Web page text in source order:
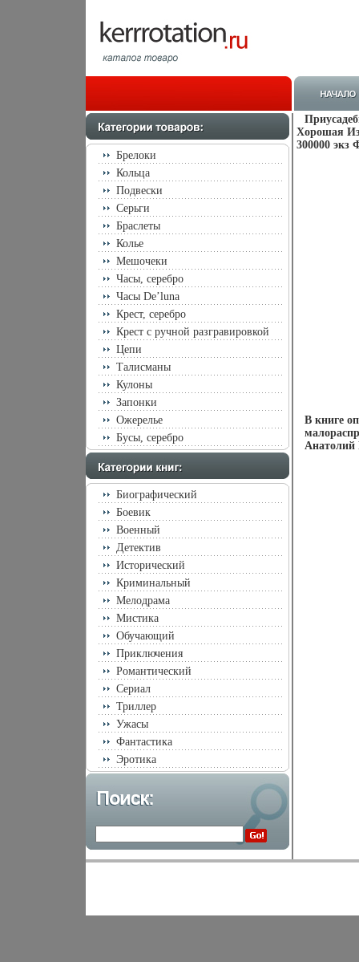
Брелоки
Кольца
Подвески
Серьги
Браслеты
Колье
Мешочеки
Часы, серебро
Часы De’luna
Крест, серебро
Крест с ручной разгравировкой
Цепи
Талисманы
Кулоны
Запонки
Ожерелье
Бусы, серебро
Биографический
Боевик
Военный
Детектив
Исторический
Криминальный
Мелодрама
Мистика
Обучающий
Приключения
Романтический
Сериал
Триллер
Ужасы
Фантастика
Эротика
Хорошая
300000 экз
В книге
Анатолий